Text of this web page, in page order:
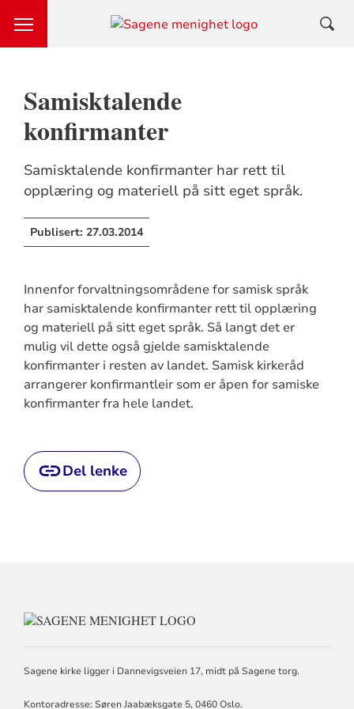
Samisktalende
konfirmanter
Samisktalende konfirmanter har rett til
opplæring og materiell på sitt eget språk.
Publisert: 27.03.2014
Innenfor forvaltningsområdene for samisk språk
har samisktalende konfirmanter rett til opplæring
og materiell på sitt eget språk. Så langt det er
mulig vil dette også gjelde samisktalende
konfirmanter i resten av landet. Samisk kirkeråd
arrangerer konfirmantleir som er åpen for samiske
konfirmanter fra hele landet.
Del lenke
KONTAKTINFORMASJON
Sagene kirke ligger i Dannevigsveien 17, midt på Sagene torg.
Kontoradresse: Søren Jaabæksgate 5, 0460 Oslo.